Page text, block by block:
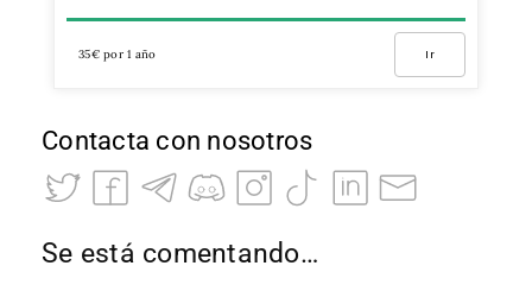
35€ por 1 año Ir
Contacta con nosotros
Se está comentando…